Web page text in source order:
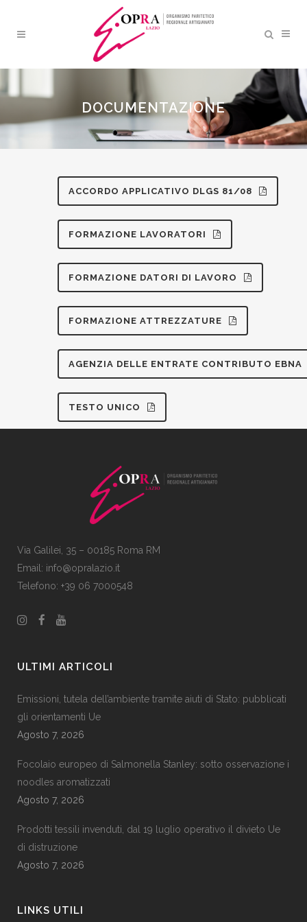
DOCUMENTAZIONE
ACCORDO APPLICATIVO DLGS 81/08
FORMAZIONE LAVORATORI
FORMAZIONE DATORI DI LAVORO
FORMAZIONE ATTREZZATURE
AGENZIA DELLE ENTRATE CONTRIBUTO EBNA
TESTO UNICO
Via Galilei, 35 – 00185 Roma RM
Email: info@opralazio.it
Telefono: +39 06 7000548
ULTIMI ARTICOLI
Emissioni, tutela dell’ambiente tramite aiuti di Stato: pubblicati
gli orientamenti Ue
Agosto 7, 2026
Focolaio europeo di Salmonella Stanley: sotto osservazione i
noodles aromatizzati
Agosto 7, 2026
Prodotti tessili invenduti, dal 19 luglio operativo il divieto Ue
di distruzione
Agosto 7, 2026
LINKS UTILI